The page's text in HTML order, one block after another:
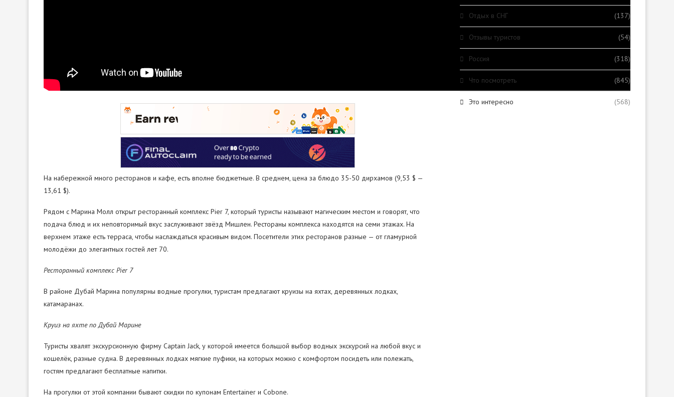
На набережной много ресторанов и кафе, есть вполне бюджетные. В среднем, цена за блюдо 35-50 дирхамов (9,53 $ —
13,61 $).
Рядом с Марина Молл открыт ресторанный комплекс Pier 7, который туристы называют магическим местом и говорят, что
подача блюд и их неповторимый вкус заслуживают звёзд Мишлен. Рестораны комплекса находятся на семи этажах. На
верхнем этаже есть терраса, чтобы наслаждаться красивым видом. Посетители этих ресторанов разные — от гламурной
молодёжи до элегантных гостей лет 70.
Ресторанный комплекс Pier 7
В районе Дубай Марина популярны водные прогулки, туристам предлагают круизы на яхтах, деревянных лодках,
катамаранах.
Круиз на яхте по Дубай Марине
Туристы хвалят экскурсионную фирму Captain Jack, у которой имеется большой выбор водных экскурсий на любой вкус и
кошелёк, разные судна. В деревянных лодках мягкие пуфики, на которых можно с комфортом посидеть или полежать,
гостям предлагают бесплатные напитки.
На прогулки от этой компании бывают скидки по купонам Entertainer и Cobone.
Отдых в СНГ (137)
Отзывы туристов (54)
Россия (318)
Что посмотреть (845)
Это интересно (568)